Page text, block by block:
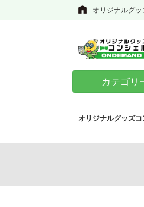
オリジナルグッ
カテゴリ
オリジナルグッズコ